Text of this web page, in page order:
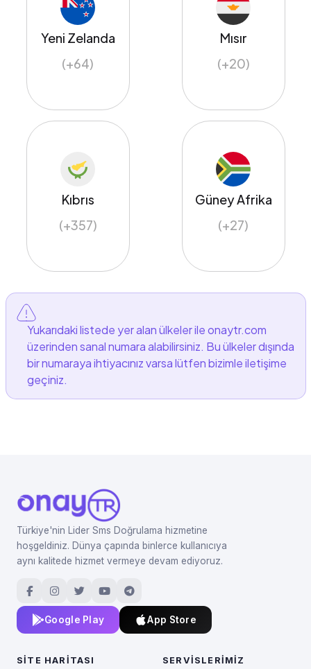
Yeni Zelanda
(+64)
Mısır
(+20)
Kıbrıs
(+357)
Güney Afrika
(+27)
Yukarıdaki listede yer alan ülkeler ile onaytr.com
üzerinden sanal numara alabilirsiniz. Bu ülkeler dışında
bir numaraya ihtiyacınız varsa lütfen bizimle iletişime
geçiniz.
Türkiye'nin Lider Sms Doğrulama hizmetine
hoşgeldiniz. Dünya çapında binlerce kullanıcıya
aynı kalitede hizmet vermeye devam ediyoruz.
Google Play App Store
SITE HARITASI SERVISLERIMIZ